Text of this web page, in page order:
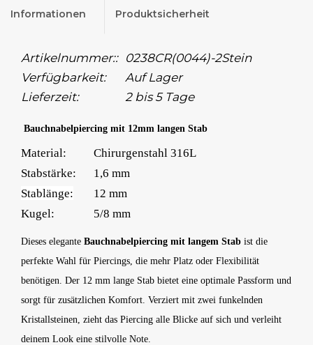
Informationen Produktsicherheit
Artikelnummer:: 0238CR(0044)-2Stein
Verfügbarkeit:
Auf Lager
Lieferzeit:
2 bis 5 Tage
Bauchnabelpiercing mit 12mm langen Stab
Material:
Chirurgenstahl 316L
Stabstärke:
1,6 mm
Stablänge:
12 mm
Kugel:
5/8 mm
Dieses elegante Bauchnabelpiercing mit langem Stab ist die
perfekte Wahl für Piercings, die mehr Platz oder Flexibilität
benötigen. Der 12 mm lange Stab bietet eine optimale Passform und
sorgt für zusätzlichen Komfort. Verziert mit zwei funkelnden
Kristallsteinen, zieht das Piercing alle Blicke auf sich und verleiht
deinem Look eine stilvolle Note.